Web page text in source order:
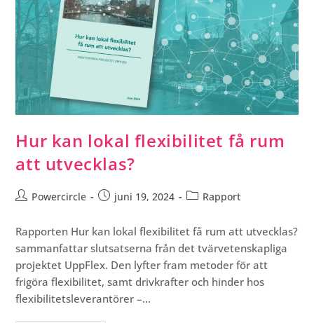
Hur kan lokal flexibilitet få rum
att utvecklas?
Powercircle juni 19, 2024 Rapport
Rapporten Hur kan lokal flexibilitet få rum att utvecklas?
sammanfattar slutsatserna från det tvärvetenskapliga
projektet UppFlex. Den lyfter fram metoder för att
frigöra flexibilitet, samt drivkrafter och hinder hos
flexibilitetsleverantörer –…